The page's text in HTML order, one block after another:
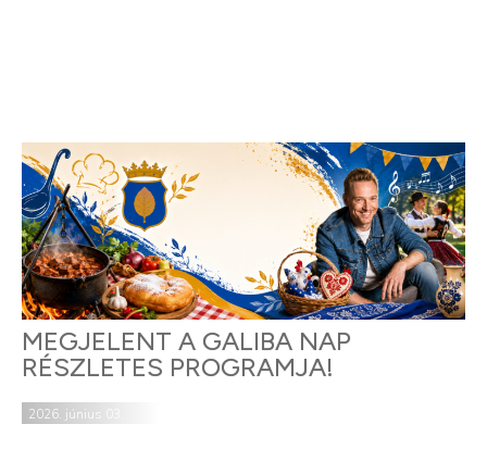
MEGJELENT A GALIBA NAP
RÉSZLETES PROGRAMJA!
2026. június 03.